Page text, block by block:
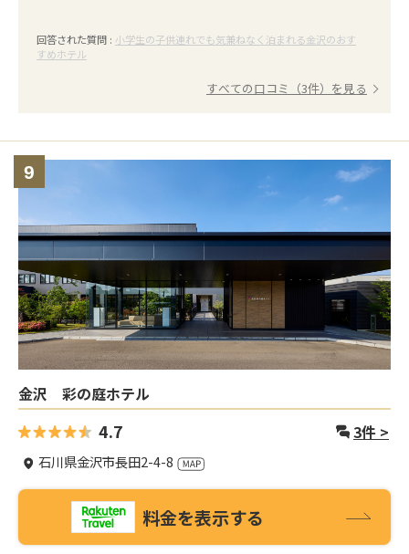
回答された質問 : 小学生の子供連れでも気兼ねなく泊まれる金沢のおす
すめホテル
すべての口コミ（3件）を見る
9
金沢 彩の庭ホテル
4.7 3件 >
石川県金沢市長田2-4-8
料金を表示する